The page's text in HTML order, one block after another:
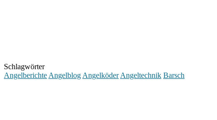
Schlagwörter
Angelberichte Angelblog Angelköder Angeltechnik Barsch